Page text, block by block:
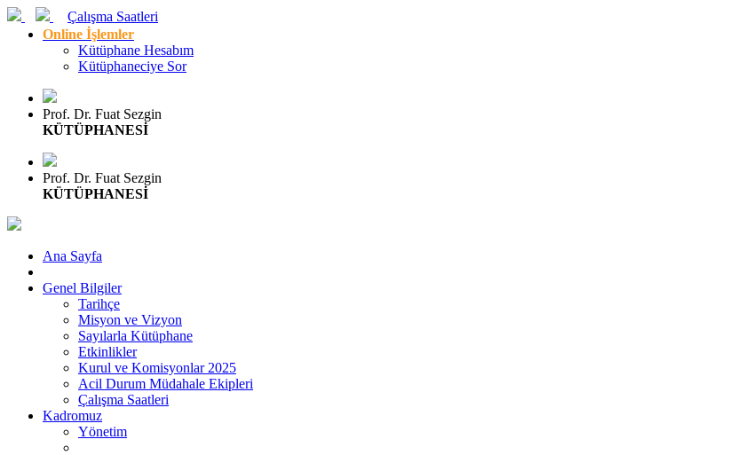
Çalışma Saatleri
Online İşlemler
Kütüphane Hesabım
Kütüphaneciye Sor
Prof. Dr. Fuat Sezgin
KÜTÜPHANESİ
Prof. Dr. Fuat Sezgin
KÜTÜPHANESİ
Ana Sayfa
Genel Bilgiler
Tarihçe
Misyon ve Vizyon
Sayılarla Kütüphane
Etkinlikler
Kurul ve Komisyonlar 2025
Acil Durum Müdahale Ekipleri
Çalışma Saatleri
Kadromuz
Yönetim